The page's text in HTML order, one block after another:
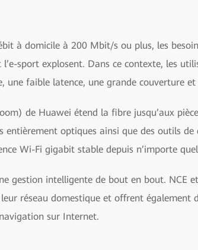
à domicile à 200 Mbit/s ou plus, les
sport explosent. Dans ce contexte, les
une faible latence, une grande couverture
de Huawei étend la fibre jusqu’aux
entièrement optiques ainsi que des outils
Wi-Fi gigabit stable depuis n’importe
gestion intelligente de bout en bout. NCE
réseau domestique et offrent
sur Internet.